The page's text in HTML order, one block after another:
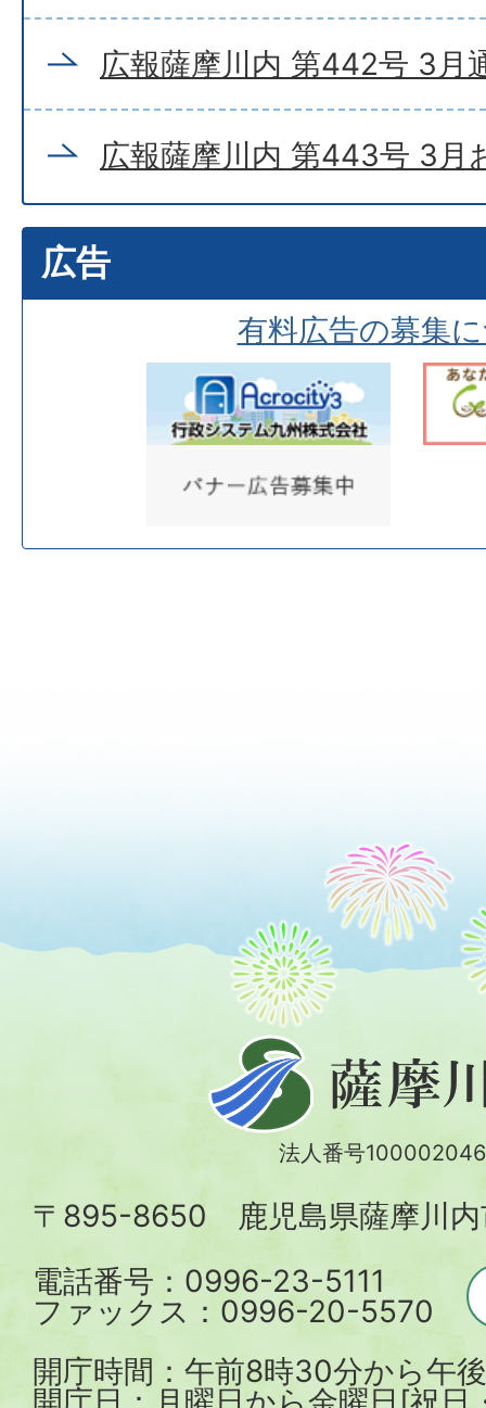
広報薩摩川内 第442号 3月
広報薩摩川内 第443号 3月
広告
有料広告の募集
摩
川
法人番号
〒895-8650 鹿児島県薩摩川内
電話番号：0996-23-5111
ファックス：0996-20-5570
開庁時間：午前8時30分から午